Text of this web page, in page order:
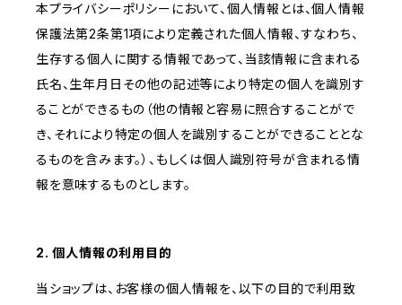
本プライバシーポリシーにおいて、個人情報とは、個人情報
保護法第2条第1項により定義された個人情報、すなわち、
生存する個人に関する情報であって、当該情報に含まれる
氏名、生年月日その他の記述等により特定の個人を識別す
ることができるもの（他の情報と容易に照合することがで
き、それにより特定の個人を識別することができることとな
るものを含みます。）、もしくは個人識別符号が含まれる情
報を意味するものとします。
2. 個人情報の利用目的
当ショップは、お客様の個人情報を、以下の目的で利用致